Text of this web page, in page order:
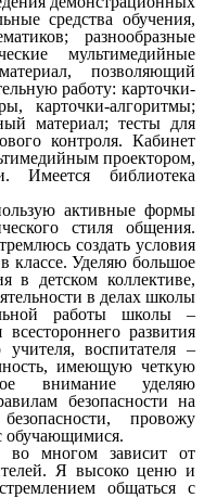
средства обучения,
разнообразные
мультимедийные
позволяющий
работу: карточки-
карточки-алгоритмы;
материал; тесты для
контроля. Кабинет
проектором,
Имеется библиотека
активные формы
стиля общения.
создать условия
классе. Уделяю большое
в детском коллективе,
в делах школы
работы школы –
развития
воспитателя –
имеющую четкую
внимание уделяю
безопасности на
провожу
обучающимися.
многом зависит от
Я высоко ценю и
общаться с